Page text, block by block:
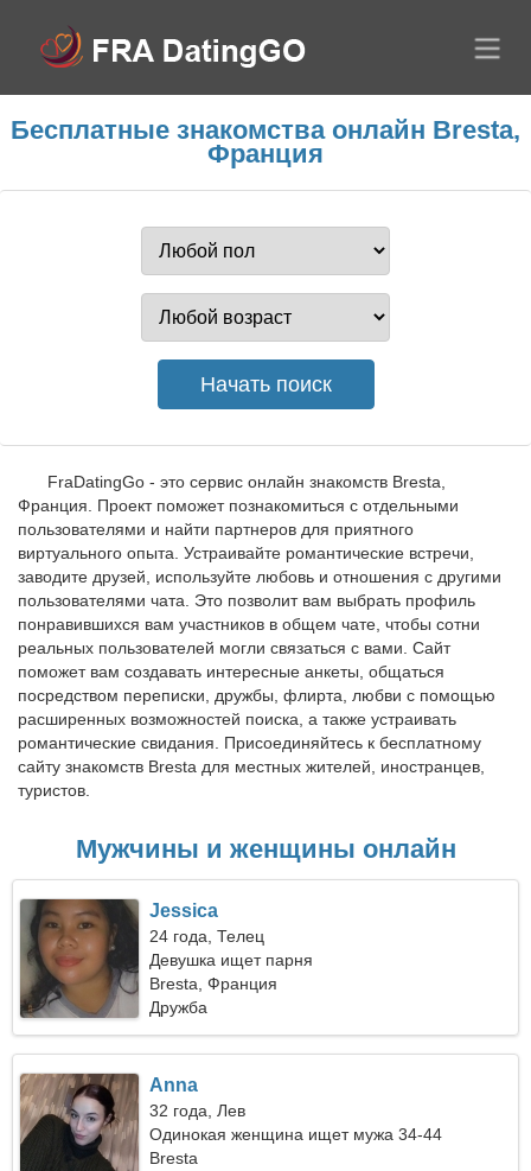
Бесплатные знакомства онлайн Bresta,
Франция
FraDatingGo - это сервис онлайн знакомств Bresta,
Франция. Проект поможет познакомиться с отдельными
пользователями и найти партнеров для приятного
виртуального опыта. Устраивайте романтические встречи,
заводите друзей, используйте любовь и отношения с другими
пользователями чата. Это позволит вам выбрать профиль
понравившихся вам участников в общем чате, чтобы сотни
реальных пользователей могли связаться с вами. Сайт
поможет вам создавать интересные анкеты, общаться
посредством переписки, дружбы, флирта, любви с помощью
расширенных возможностей поиска, а также устраивать
романтические свидания. Присоединяйтесь к бесплатному
сайту знакомств Bresta для местных жителей, иностранцев,
туристов.
Мужчины и женщины онлайн
Jessica
24 года, Телец
Девушка ищет парня
Bresta, Франция
Дружба
Anna
32 года, Лев
Одинокая женщина ищет мужа 34-44
Bresta